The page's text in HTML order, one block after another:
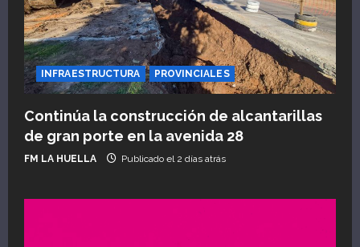
INFRAESTRUCTURA PROVINCIALES
Continúa la construcción de alcantarillas
de gran porte en la avenida 28
FM LA HUELLA Publicado el 2 días atrás